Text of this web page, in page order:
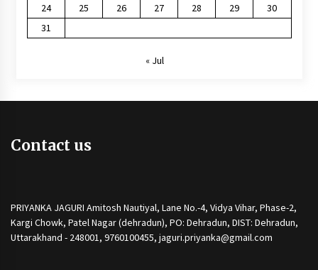
24
25 26 27 28 29
30
31
« Jul
Contact us
PRIYANKA JAGURI Amitosh Nautiyal, Lane No.-4, Vidya Vihar, Phase-2,
Kargi Chowk, Patel Nagar (dehradun), PO: Dehradun, DIST: Dehradun,
Uttarakhand - 248001, 9760100455, jaguri.priyanka@gmail.com